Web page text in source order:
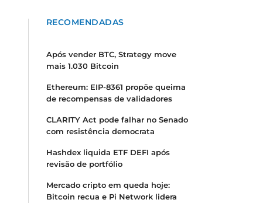
RECOMENDADAS
Após vender BTC, Strategy move
mais 1.030 Bitcoin
Ethereum: EIP-8361 propõe queima
de recompensas de validadores
CLARITY Act pode falhar no Senado
com resistência democrata
Hashdex liquida ETF DEFI após
revisão de portfólio
Mercado cripto em queda hoje:
Bitcoin recua e Pi Network lidera